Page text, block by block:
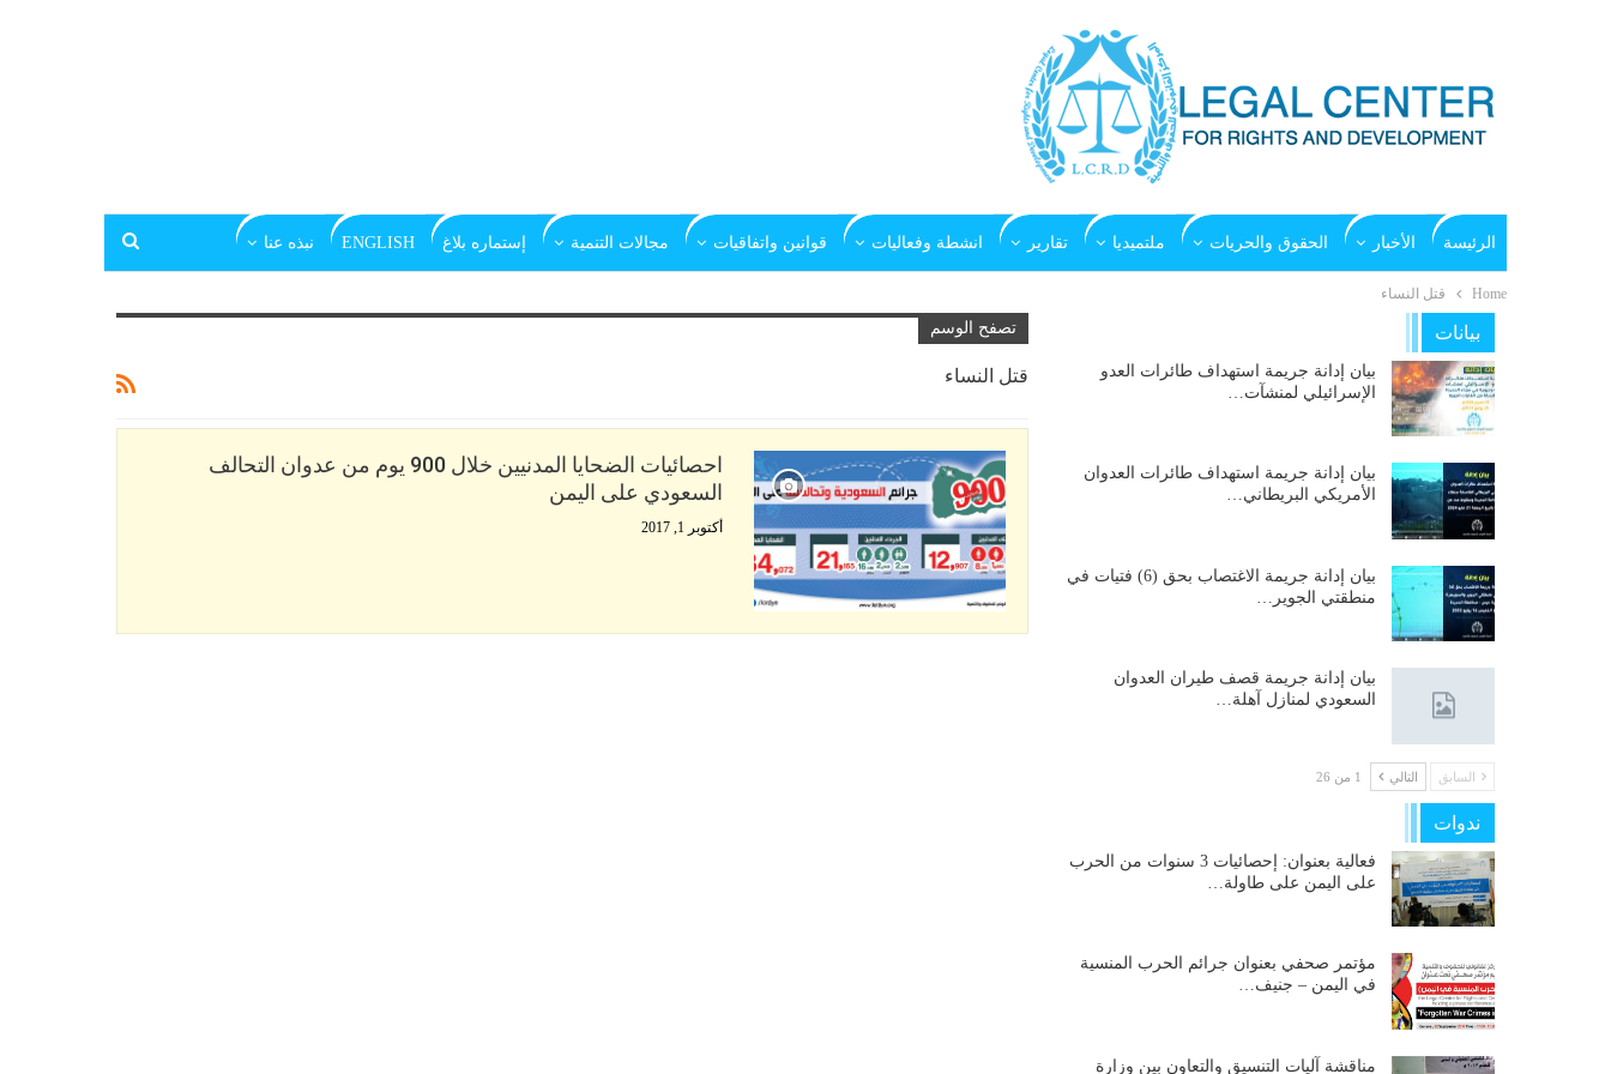
الرئيسة الأخبار الحقوق والحريات ملتميديا تقارير انشطة وفعاليات قوانين واتفاقيات مجالات التنمية إستماره بلاغ ENGLISH نبذه عنا
Home قتل النساء
تصفح الوسم
قتل النساء
احصائيات الضحايا المدنيين خلال 900 يوم من عدوان التحالف
السعودي على اليمن
أكتوبر 1, 2017
بيانات
بيان إدانة جريمة استهداف طائرات العدو
الإسرائيلي لمنشآت…
بيان إدانة جريمة استهداف طائرات العدوان
الأمريكي البريطاني…
بيان إدانة جريمة الاغتصاب بحق (6) فتيات في
منطقتي الجوير…
بيان إدانة جريمة قصف طيران العدوان
السعودي لمنازل آهلة…
السابق التالي 1 من 26
ندوات
فعالية بعنوان: إحصائيات 3 سنوات من الحرب
على اليمن على طاولة…
مؤتمر صحفي بعنوان جرائم الحرب المنسية
في اليمن – جنيف…
مناقشة آليات التنسيق والتعاون بين وزارة